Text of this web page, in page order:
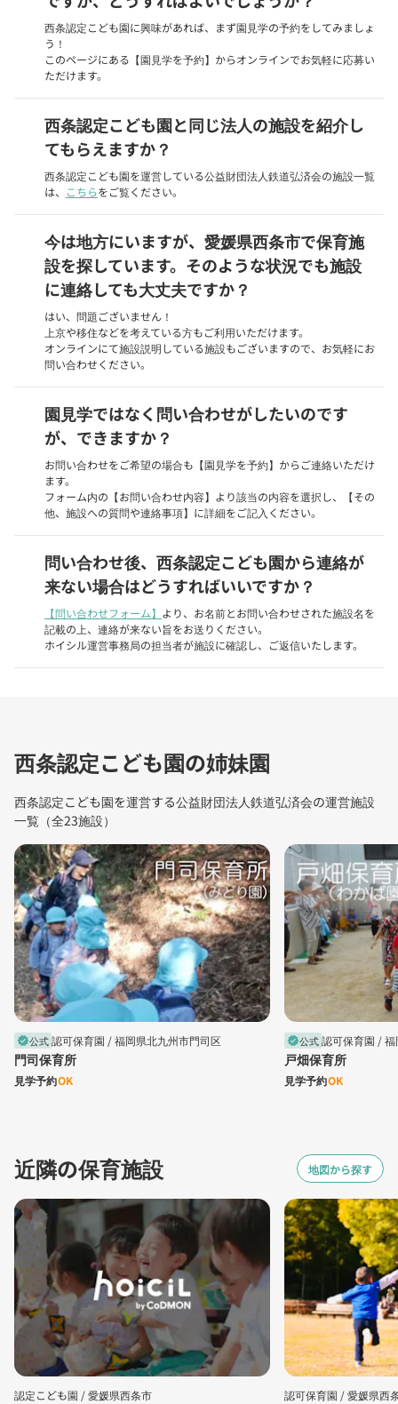
西条認定こども園に興味があれば、まず園見学の予約をしてみましょ
う！
このページにある【園見学を予約】からオンラインでお気軽に応募い
ただけます。
西条認定こども園と同じ法人の施設を紹介し
てもらえますか？
西条認定こども園を運営している公益財団法人鉄道弘済会の施設一覧
は、
こちらをご覧ください。
今は地方にいますが、愛媛県西条市で保育施
設を探しています。そのような状況でも施設
に連絡しても大丈夫ですか？
はい、問題ございません！
上京や移住などを考えている方もご利用いただけます。
オンラインにて施設説明している施設もございますので、お気軽にお
問い合わせください。
園見学ではなく問い合わせがしたいのです
が、できますか？
お問い合わせをご希望の場合も【園見学を予約】からご連絡いただけ
ます。
フォーム内の【お問い合わせ内容】より該当の内容を選択し、【その
他、施設への質問や連絡事項】に詳細をご記入ください。
問い合わせ後、西条認定こども園から連絡が
来ない場合はどうすればいいですか？
【問い合わせフォーム】 より、お名前とお問い合わせされた施設名を
記載の上、連絡が来ない旨をお送りください。
ホイシル運営事務局の担当者が施設に確認し、ご返信いたします。
西条認定こども園の姉妹園
西条認定こども園を運営する公益財団法人鉄道弘済会の運営施設
一覧（全23施設）
verified公式認可保育園 /福岡県北九州市門司区
門司保育所
見学予約OK
verified公式認可保育園 /福
戸畑保育所
見学予約OK
近隣の保育施設 地図から探す
認定こども園 /愛媛県西条市 認可保育園 /愛媛県西